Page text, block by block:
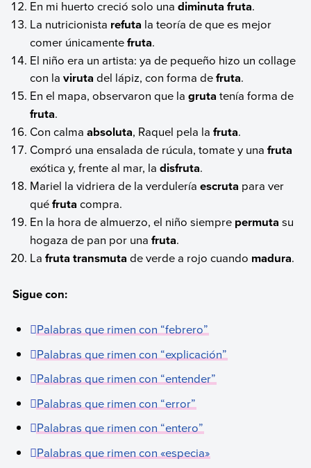
En mi huerto creció solo unadiminuta fruta.
La nutricionista refuta la teoría de que es mejor
comer únicamentefruta.
El niño era un artista: ya de pequeño hizo un collage
con laviruta del lápiz, con forma defruta.
En el mapa, observaron que lagruta tenía forma de
fruta.
Con calmaabsoluta, Raquel pela lafruta.
Compró una ensalada de rúcula, tomate y unafruta
exótica y, frente al mar, ladisfruta.
Mariel la vidriera de la verduleríaescruta para ver
quéfruta compra.
En la hora de almuerzo, el niño siempre permuta su
hogaza de pan por unafruta.
Lafruta transmuta de verde a rojo cuando madura.
Sigue con:
Palabras que rimen con “febrero”
Palabras que rimen con “explicación”
Palabras que rimen con “entender”
Palabras que rimen con “error”
Palabras que rimen con “entero”
Palabras que rimen con «especia»